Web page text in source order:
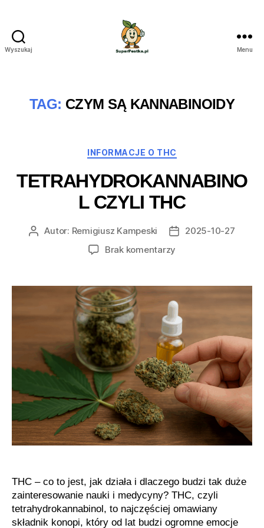
Wyszukaj Menu
TAG: CZYM SĄ KANNABINOIDY
Kategorie
INFORMACJE O THC
TETRAHYDROKANNABINO
L CZYLI THC
AutorAutor: Remigiusz Kampeski
Data2025-10-27
Brak komentarzy
THC
THC – co to jest, jak działa i dlaczego budzi tak duże
zainteresowanie nauki i medycyny? THC, czyli
tetrahydrokannabinol, to najczęściej omawiany
składnik konopi, który od lat budzi ogromne emocje